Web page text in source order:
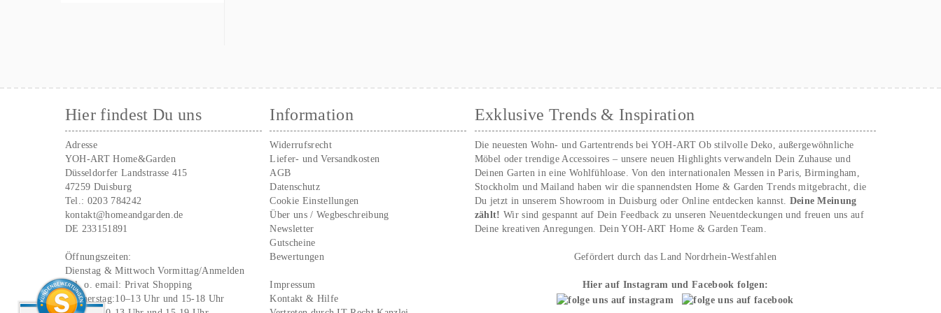
Hier findest Du uns
Adresse
YOH-ART Home&Garden
Düsseldorfer Landstrasse 415
47259 Duisburg
Tel.: 0203 784242
kontakt@homeandgarden.de
DE 233151891
Öffnungszeiten:
Dienstag & Mittwoch Vormittag/Anmelden
Tel. o. email: Privat Shopping
Donnerstag:10–13 Uhr und 15-18 Uhr
Information
Widerrufsrecht
Liefer- und Versandkosten
AGB
Datenschutz
Cookie Einstellungen
Über uns / Wegbeschreibung
Newsletter
Gutscheine
Bewertungen
Impressum
Kontakt & Hilfe
Exklusive Trends & Inspiration
Die neuesten Wohn- und Gartentrends bei YOH‑ART Ob stilvolle Deko, außergewöhnliche
Möbel oder trendige Accessoires – unsere neuen Highlights verwandeln Dein Zuhause und
Deinen Garten in eine Wohlfühloase. Von den internationalen Messen in Paris, Birmingham,
Stockholm und Mailand haben wir die spannendsten Home & Garden Trends mitgebracht, die
Du jetzt in unserem Showroom in Duisburg oder Online entdecken kannst. Deine Meinung
zählt!Wir sind gespannt auf Dein Feedback zu unseren Neuentdeckungen und freuen uns auf
Deine kreativen Anregungen. Dein YOH‑ART Home & Garden Team.
Gefördert durch das Land Nordrhein-Westfahlen
Hier auf Instagram und Facebook folgen: